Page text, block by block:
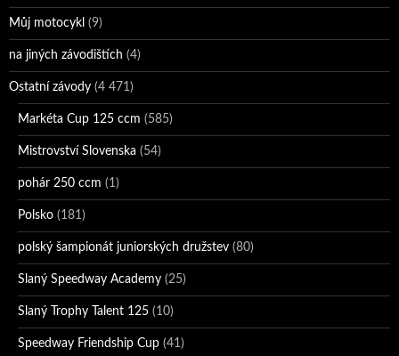
Můj motocykl (9)
na jiných závodištích (4)
Ostatní závody (4 471)
Markéta Cup 125 ccm (585)
Mistrovství Slovenska (54)
pohár 250 ccm (1)
Polsko (181)
polský šampionát juniorských družstev (80)
Slaný Speedway Academy (25)
Slaný Trophy Talent 125 (10)
Speedway Friendship Cup (41)